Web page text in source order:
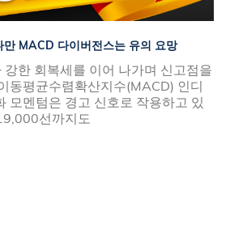
MACD 다이버전스는 유의 요망
강한 회복세를 이어 나가며 신고점을
동평균수렴확산지수(MACD) 인디
모멘텀은 경고 신호로 작용하고 있
선까지도